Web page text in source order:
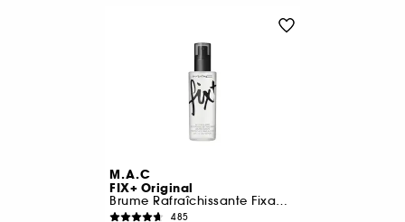
M.A.C
FIX+ Original
Brume Rafraîchissante Fixante
485